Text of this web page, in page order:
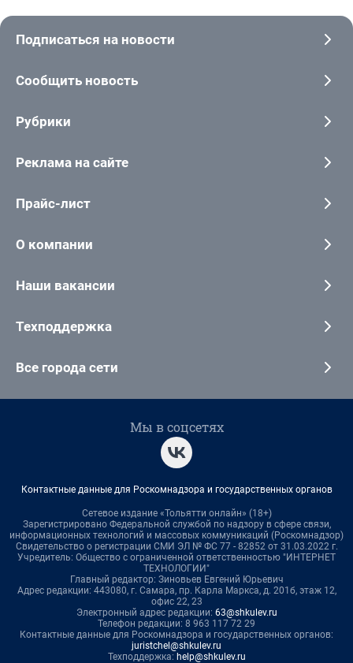
Подписаться на новости
Сообщить новость
Рубрики
Реклама на сайте
Прайс-лист
О компании
Наши вакансии
Техподдержка
Все города сети
Мы в соцсетях
Контактные данные для Роскомнадзора и государственных органов
Сетевое издание «Тольятти онлайн» (18+)
Зарегистрировано Федеральной службой по надзору в сфере связи,
информационных технологий и массовых коммуникаций (Роскомнадзор)
Свидетельство о регистрации СМИ ЭЛ № ФС 77 - 82852 от 31.03.2022 г.
Учредитель: Общество с ограниченной ответственностью "ИНТЕРНЕТ
ТЕХНОЛОГИИ"
Главный редактор: Зиновьев Евгений Юрьевич
Адрес редакции: 443080, г. Самара, пр. Карла Маркса, д. 201б, этаж 12,
офис 22, 23
Электронный адрес редакции: 63@shkulev.ru
Телефон редакции: 8 963 117 72 29
Контактные данные для Роскомнадзора и государственных органов:
juristchel@shkulev.ru
Техподдержка: help@shkulev.ru